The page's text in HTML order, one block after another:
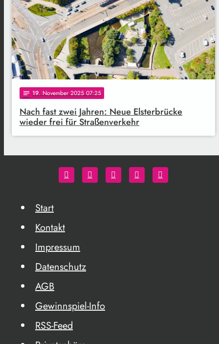
notes 19. November 2025 07:25
Nach fast zwei Jahren: Neue Elsterbrücke
wieder frei für Straßenverkehr
Start
Kontakt
Impressum
Datenschutz
AGB
Gewinnspiel-Info
RSS-Feed